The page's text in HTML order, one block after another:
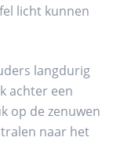
licht kunnen
langdurig
achter een
op de zenuwen
naar het